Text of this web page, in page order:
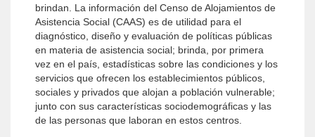
brindan. La información del Censo de Alojamientos de
Asistencia Social (CAAS) es de utilidad para el
diagnóstico, diseño y evaluación de políticas públicas
en materia de asistencia social; brinda, por primera
vez en el país, estadísticas sobre las condiciones y los
servicios que ofrecen los establecimientos públicos,
sociales y privados que alojan a población vulnerable;
junto con sus características sociodemográficas y las
de las personas que laboran en estos centros.